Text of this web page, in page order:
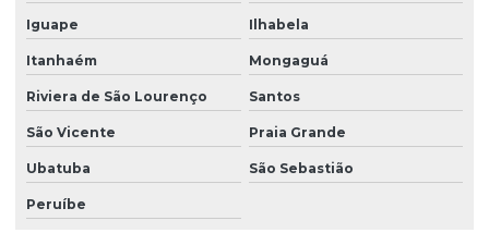
Iguape Ilhabela
Itanhaém Mongaguá
Riviera de São Lourenço Santos
São Vicente Praia Grande
Ubatuba São Sebastião
Peruíbe